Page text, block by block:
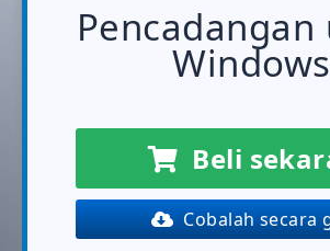
Windows
Beli
Cobalah secara